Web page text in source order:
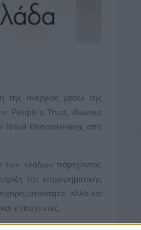
της ανεργίας μέσω της
People’s Trust, ιδιωτικά
Νομό Θεσσαλονίκης από
των κλάδων παρέχοντας
της επιχειρηματικής
αλλά και
επιταχυντές.